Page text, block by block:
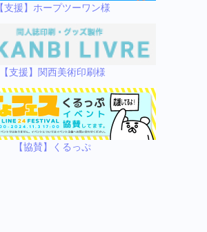
【支援】ホープツーワン様
【支援】関西美術印刷様
【協賛】くるっぷ